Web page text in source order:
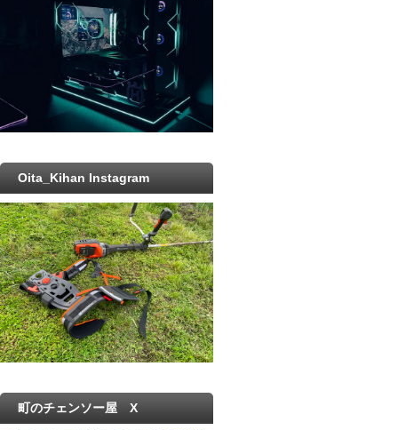
Oita_Kihan Instagram
町のチェンソー屋 X